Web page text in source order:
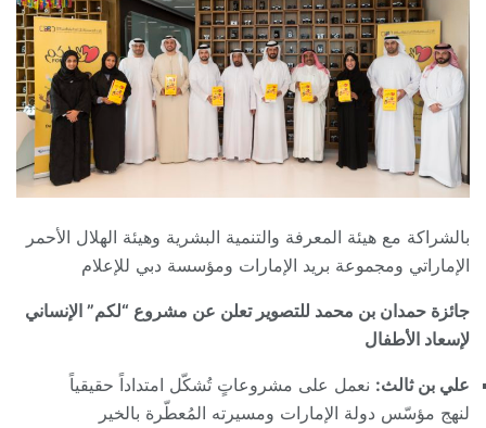
بالشراكة مع هيئة المعرفة والتنمية البشرية وهيئة الهلال الأحمر
الإماراتي ومجموعة بريد الإمارات ومؤسسة دبي للإعلام
جائزة حمدان بن محمد للتصوير تعلن عن مشروع “لكم” الإنساني
لإسعاد الأطفال
علي بن ثالث: نعمل على مشروعاتٍ تُشكّل امتداداً حقيقياً
لنهج مؤسّس دولة الإمارات ومسيرته المُعطّرة بالخير